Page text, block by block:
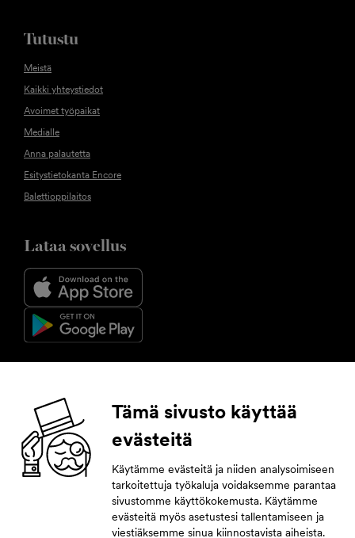
Tutustu
Meistä
Kaikki yhteystiedot
Avoimet työpaikat
Medialle
Anna palautetta
Esitystietokanta Encore
Balettioppilaitos
Lataa sovellus
Facebook Instagram YouTube LinkedIn
Tilaa uutiskirje
Jättämällä yhteystietosi pysyt tahdissa tulevasta.
Tämä sivusto käyttää
evästeitä
Käytämme evästeitä ja niiden analysoimiseen
tarkoitettuja työkaluja voidaksemme parantaa
sivustomme käyttökokemusta. Käytämme
evästeitä myös asetustesi tallentamiseen ja
viestiäksemme sinua kiinnostavista aiheista.